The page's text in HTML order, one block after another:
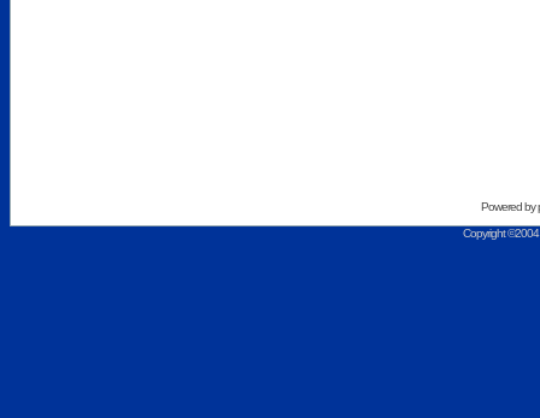
Powered by
Copyright ©2004